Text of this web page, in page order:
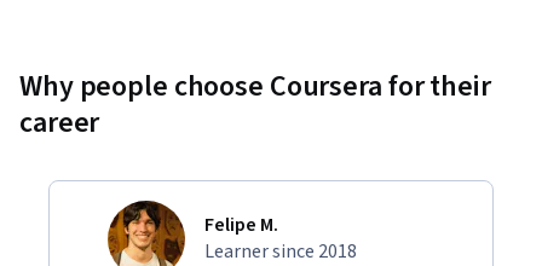
Why people choose Coursera for their
career
Felipe M.
Learner since 2018